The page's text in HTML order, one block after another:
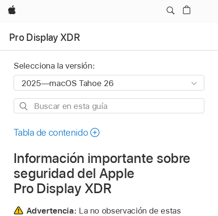
Apple
Pro Display XDR
Selecciona la versión:
Buscar
esta
Tabla de contenido
Información importante sobre
seguridad del Apple
Pro Display XDR
Advertencia: La no observación de estas